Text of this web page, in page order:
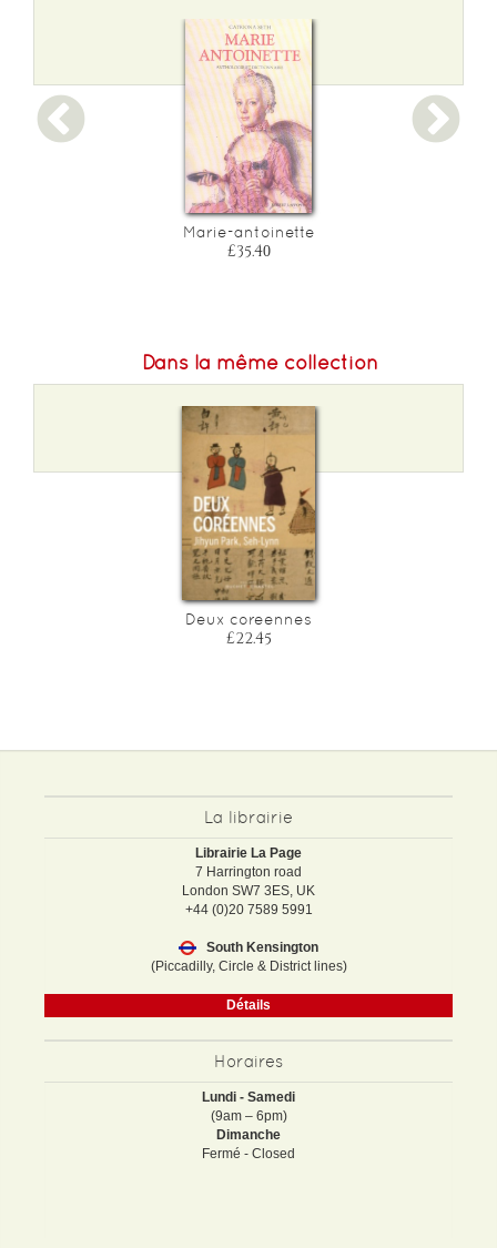
Marie-antoinette
£35.40
Dans la même collection
Deux coreennes
£22.45
La librairie
Librairie La Page
7 Harrington road
London SW7 3ES, UK
+44 (0)20 7589 5991
South Kensington
(Piccadilly, Circle & District lines)
Détails
Horaires
Lundi - Samedi
(9am – 6pm)
Dimanche
Fermé - Closed